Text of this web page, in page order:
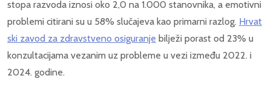
stopa razvoda iznosi oko 2,0 na 1.000 stanovnika, a emotivni
problemi citirani su u 58% slučajeva kao primarni razlog. Hrvat
ski zavod za zdravstveno osiguranje bilježi porast od 23% u
konzultacijama vezanim uz probleme u vezi između 2022. i
2024. godine.